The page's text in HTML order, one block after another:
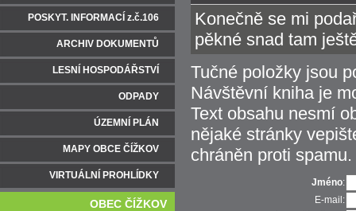
Konečně se mi
pěkné snad tam
Tučné položky jsou
Návštěvní kniha je
Text obsahu nesmí
nějaké stránky
chráněn proti spamu.
Jméno:
E-mail:
POSKYT. INFORMACÍ z.č.106
ARCHIV DOKUMENTŮ
LESNÍ HOSPODÁŘSTVÍ
ODPADY
ÚZEMNÍ PLÁN
MAPY OBCE ČÍŽKOV
VIRTUÁLNÍ PROHLÍDKY
OBEC ČÍŽKOV